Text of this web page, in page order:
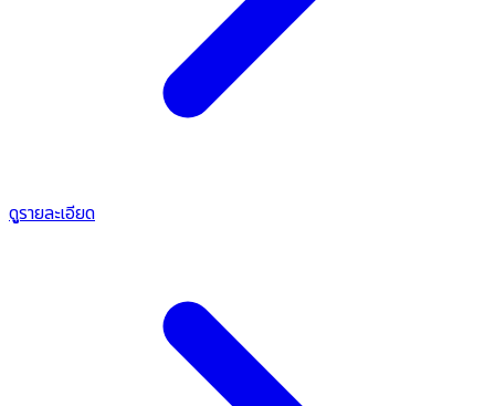
ดูรายละเอียด